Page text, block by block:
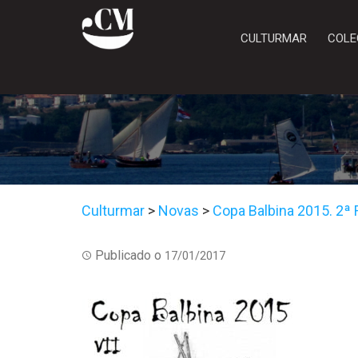
CULTURMAR
Culturmar > Novas > Copa Balbina 2015. 2ª
Publicado o 17/01/2017